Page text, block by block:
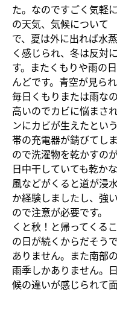
た。なのですごく気軽
の天気、気候につい
で、夏は外に出れば水
く感じられ、冬は反対
す。またくもりや雨の
んどです。青空が見ら
毎日くもりまたは雨な
高いのでカビに悩まさ
ンにカビが生えたとい
帯の充電器が錆びてし
ので洗濯物を乾かすの
日中干していても乾
風などがくると道が浸
か経験しましたし、強
ので注意が必要です。
くと秋！と帰ってくる
の日が続くからだそう
ありません。また南部
雨季しかありません。
候の違いが感じられて